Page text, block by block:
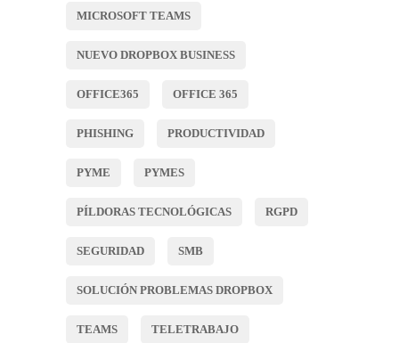
MICROSOFT TEAMS
NUEVO DROPBOX BUSINESS
OFFICE365 OFFICE 365
PHISHING PRODUCTIVIDAD
PYME PYMES
PÍLDORAS TECNOLÓGICAS RGPD
SEGURIDAD SMB
SOLUCIÓN PROBLEMAS DROPBOX
TEAMS TELETRABAJO